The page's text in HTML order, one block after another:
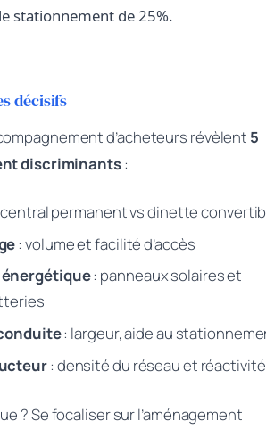
stationnement de 25%.
décisifs
d’acheteurs révèlent 5
discriminants:
permanent vs dinette
: volume et facilité d’accès
: panneaux solaires et
: largeur, aide au
: densité du réseau et réactivité
? Se focaliser sur l’aménagement